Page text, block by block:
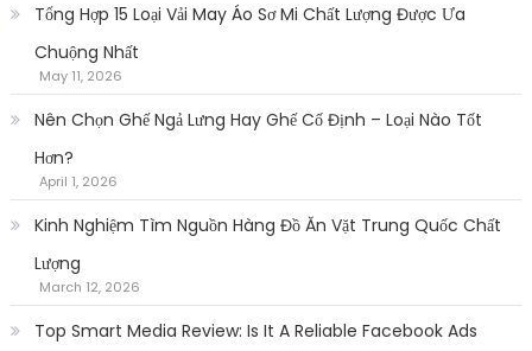
Tổng Hợp 15 Loại Vải May Áo Sơ Mi Chất Lượng Được Ưa
Chuộng Nhất
May 11, 2026
Nên Chọn Ghế Ngả Lưng Hay Ghế Cố Định – Loại Nào Tốt
Hơn?
April 1, 2026
Kinh Nghiệm Tìm Nguồn Hàng Đồ Ăn Vặt Trung Quốc Chất
Lượng
March 12, 2026
Top Smart Media Review: Is It A Reliable Facebook Ads